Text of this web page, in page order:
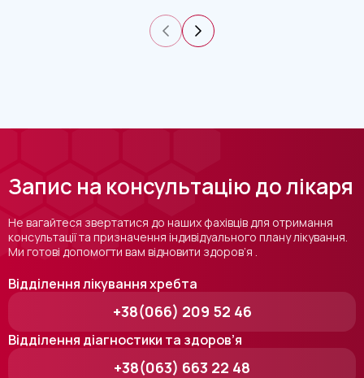
Запис на консультацію до лікаря
Не вагайтеся звертатися до наших фахівців для отримання
консультації та призначення індивідуального плану лікування.
Ми готові допомогти вам відновити здоров’я .
Відділення лікування хребта
+38(066) 209 52 46
Відділення діагностики та здоров’я
+38(063) 663 22 48